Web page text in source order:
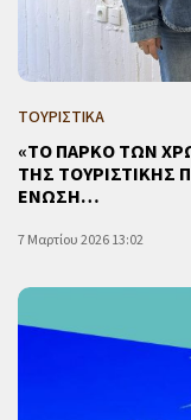
ΤΟΥΡΙΣΤΙΚΑ
«ΤΟ ΠΑΡΚΟ ΤΩΝ
ΤΗΣ ΤΟΥΡΙΣΤΙΚΗΣ
ΕΝΩΣΗ…
7 Μαρτίου 2026 13:02